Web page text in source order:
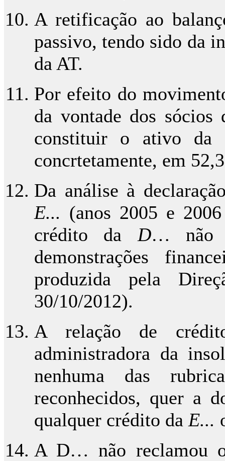
A retificação ao
passivo, tendo sido da
da AT.
Por efeito do
da vontade dos
constituir o ativo da
concrtetamente, em
Da análise à
E... (anos 2005 e
crédito da D… não
demonstrações
produzida pela
30/10/2012).
A relação de
administradora da
nenhuma das
reconhecidos, quer a
qualquer crédito da E...
A D… não reclamou